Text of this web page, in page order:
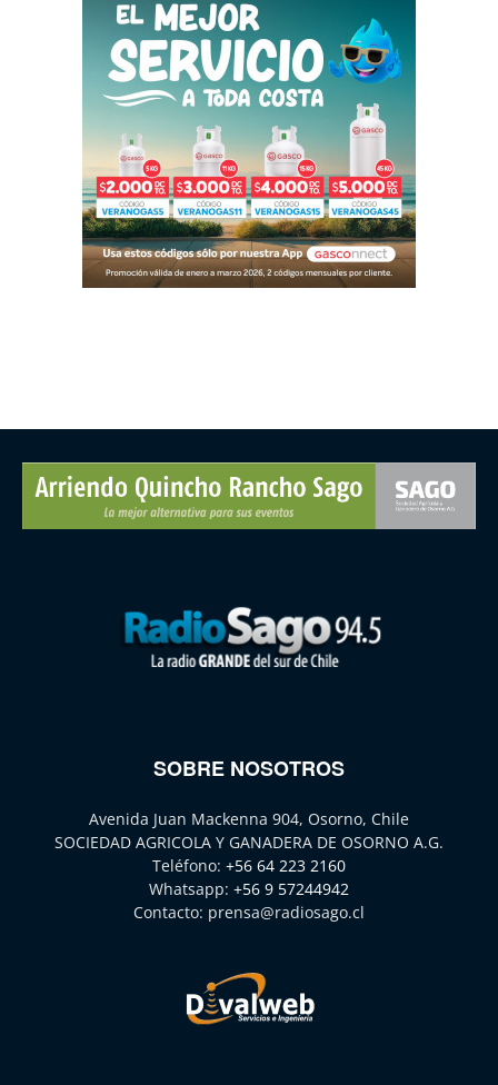
SOBRE NOSOTROS
Avenida Juan Mackenna 904, Osorno, Chile
SOCIEDAD AGRICOLA Y GANADERA DE OSORNO A.G.
Teléfono: +56 64 223 2160
Whatsapp: +56 9 57244942
Contacto: prensa@radiosago.cl